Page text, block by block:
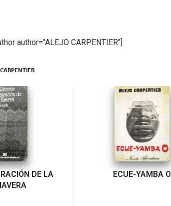
author="ALEJO CARPENTIER"]
DE LA
ECUE-YAMBA O